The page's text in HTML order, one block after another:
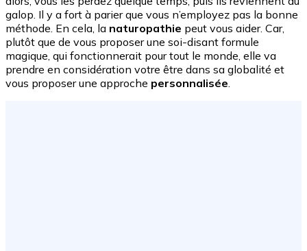
galop. Il y a fort à parier que vous n’employez pas la bonne
méthode. En cela, la naturopathie peut vous aider. Car,
plutôt que de vous proposer une soi-disant formule
magique, qui fonctionnerait pour tout le monde, elle va
prendre en considération votre être dans sa globalité et
vous proposer une approche personnalisée.